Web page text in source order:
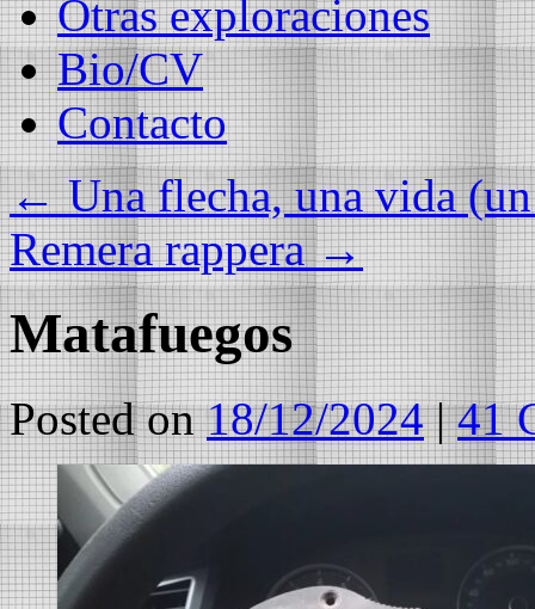
Otras exploraciones
Bio/CV
Contacto
←Una flecha, una vida
Remera rappera→
Matafuegos
Posted on 18/12/2024 | 41